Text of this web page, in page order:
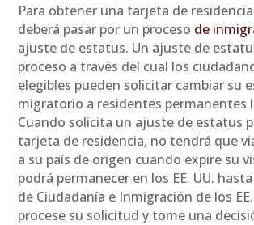
Para obtener una tarjeta de
deberá pasar por un proceso de
ajuste de estatus. Un ajuste de
proceso a través del cual los
elegibles pueden solicitar cambiar su
migratorio a residentes permanentes
Cuando solicita un ajuste de estatus
tarjeta de residencia, no tendrá que
a su país de origen cuando expire su
podrá permanecer en los EE. UU.
de Ciudadanía e Inmigración de los EE.
procese su solicitud y tome una